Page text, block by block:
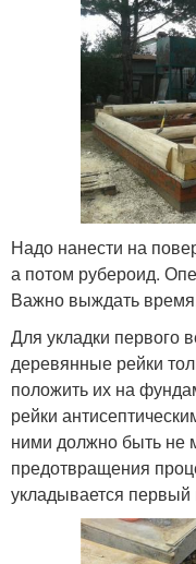
Надо нанести на
а потом рубероид.
Важно выждать
Для укладки первого
деревянные рейки
положить их на
рейки
ними должно быть не
предотвращения
укладывается первый